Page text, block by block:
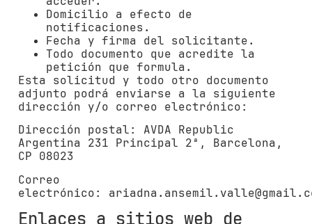
Domicilio a efecto de
notificaciones.
Fecha y firma del solicitante.
Todo documento que acredite la
petición que formula.
Esta solicitud y todo otro documento
adjunto podrá enviarse a la siguiente
dirección y/o correo electrónico:
Dirección postal: AVDA Republic
Argentina 231 Principal 2ª, Barcelona,
CP 08023
Correo
electrónico:
Enlaces a sitios web de